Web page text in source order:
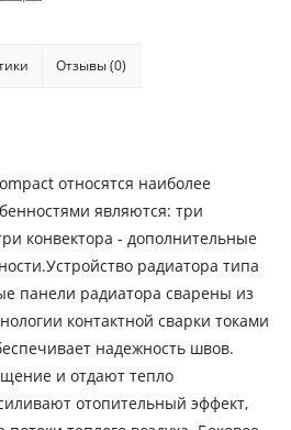
Отзывы (0)
относятся наиболее
являются: три
конвектора - дополнительные
радиатора типа
панели радиатора сварены из
контактной сварки токами
надежность швов.
и отдают тепло
отопительный эффект,